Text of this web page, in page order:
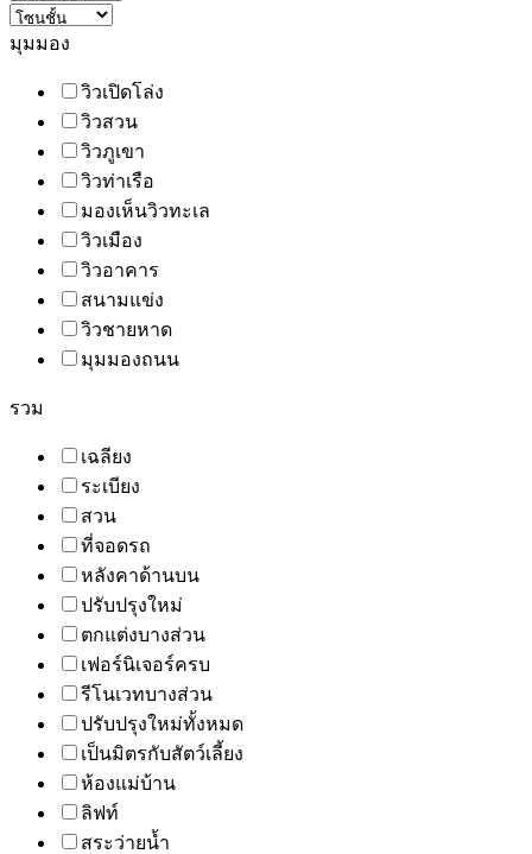
มุมมอง
วิวเปิดโล่ง
วิวสวน
วิวภูเขา
วิวท่าเรือ
มองเห็นวิวทะเล
วิวเมือง
วิวอาคาร
สนามแข่ง
วิวชายหาด
มุมมองถนน
รวม
เฉลียง
ระเบียง
สวน
ที่จอดรถ
หลังคาด้านบน
ปรับปรุงใหม่
ตกแต่งบางส่วน
เฟอร์นิเจอร์ครบ
รีโนเวทบางส่วน
ปรับปรุงใหม่ทั้งหมด
เป็นมิตรกับสัตว์เลี้ยง
ห้องแม่บ้าน
ลิฟท์
สระว่ายน้ำ